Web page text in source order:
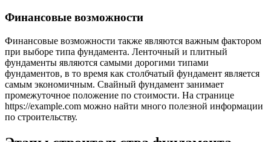
Финансовые возможности
Финансовые возможности также являются важным фактором
при выборе типа фундамента. Ленточный и плитный
фундаменты являются самыми дорогими типами
фундаментов, в то время как столбчатый фундамент является
самым экономичным. Свайный фундамент занимает
промежуточное положение по стоимости. На странице
https://example.com можно найти много полезной информации
по строительству.